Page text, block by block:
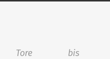
Tore
bis